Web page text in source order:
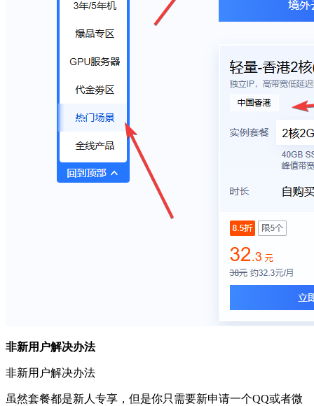
非新用户解决办法
非新用户解决办法
虽然套餐都是新人专享，但是你只需要新申请一个QQ或者微